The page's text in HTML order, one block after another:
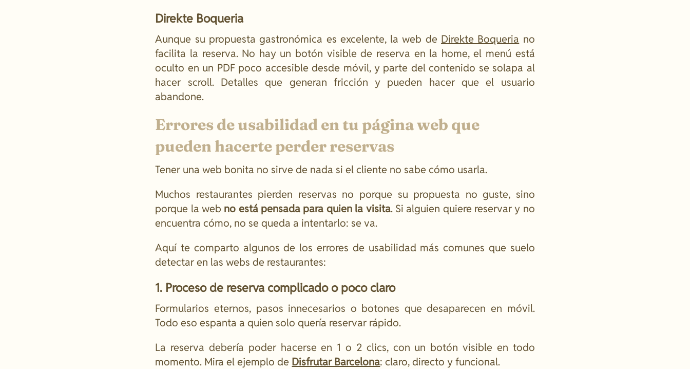
Direkte Boqueria
Aunque su propuesta gastronómica es excelente, la web de Direkte Boqueria no
facilita la reserva. No hay un botón visible de reserva en la home, el menú está
oculto en un PDF poco accesible desde móvil, y parte del contenido se solapa al
hacer scroll. Detalles que generan fricción y pueden hacer que el usuario
abandone.
Errores de usabilidad en tu página web que
pueden hacerte perder reservas
Tener una web bonita no sirve de nada si el cliente no sabe cómo usarla.
Muchos restaurantes pierden reservas no porque su propuesta no guste, sino
porque la web no está pensada para quien la visita. Si alguien quiere reservar y no
encuentra cómo, no se queda a intentarlo: se va.
Aquí te comparto algunos de los errores de usabilidad más comunes que suelo
detectar en las webs de restaurantes:
1. Proceso de reserva complicado o poco claro
Formularios eternos, pasos innecesarios o botones que desaparecen en móvil.
Todo eso espanta a quien solo quería reservar rápido.
La reserva debería poder hacerse en 1 o 2 clics, con un botón visible en todo
momento. Mira el ejemplo de Disfrutar Barcelona: claro, directo y funcional.